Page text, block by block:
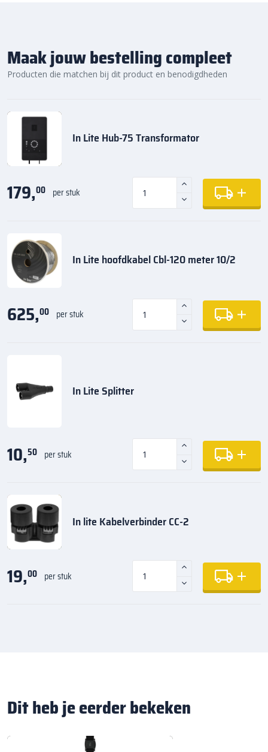
Maak jouw bestelling compleet
Producten die matchen bij dit product en benodigdheden
In Lite Hub-75 Transformator
179,00 per stuk
In Lite hoofdkabel Cbl-120 meter 10/2
625,00 per stuk
In Lite Splitter
10,50 per stuk
In lite Kabelverbinder CC-2
19,00 per stuk
Dit heb je eerder bekeken